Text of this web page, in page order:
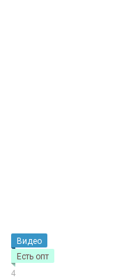
Видео
Есть опт
4